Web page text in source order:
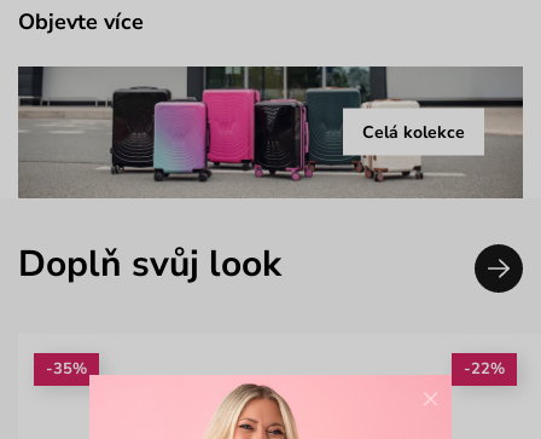
Objevte více
Celá kolekce
Doplň svůj look
-35% -22%
×